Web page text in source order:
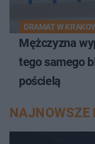
DRAMAT W
Mężczyzna
tego samego
pościelą
NAJNOWSZE